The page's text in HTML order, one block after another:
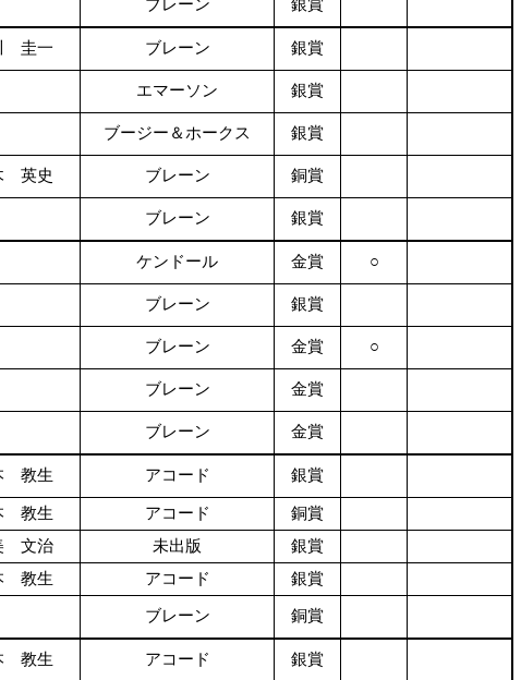
ブレーン 銀賞
圭一 ブレーン 銀賞
エマーソン 銀賞
ブージー＆ホークス 銀賞
英史 ブレーン 銅賞
ブレーン 銀賞
ケンドール 金賞 ○
ブレーン 銀賞
ブレーン 金賞 ○
ブレーン 金賞
ブレーン 金賞
教生 アコード 銀賞
教生 アコード
銅賞
文治 未出版
銀賞
教生 アコード 銀賞
ブレーン 銅賞
教生 アコード 銀賞